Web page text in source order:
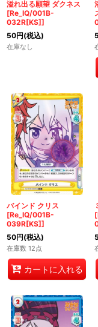
溢れ出る願望 ダクネス
[Re_IQ/001B-
032R[KS]]
50円(税込)
在庫なし
バインド クリス
[Re_IQ/001B-
039R[KS]]
50円(税込)
在庫数 12点
カートに入れる